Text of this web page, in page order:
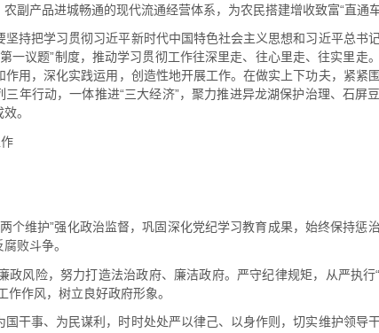
产品进城畅通的现代流通经营体系，为农民搭建增收致富“直通车
持把学习贯彻习近平新时代中国特色社会主义思想和习近平总书
一议题”制度，推动学习贯彻工作往深里走、往心里走、往实里走
用，深化实践运用，创造性地开展工作。在做实上下功夫，紧紧
年行动，一体推进“三大经济”，聚力推进异龙湖保护治理、石屏
。
个维护”强化政治监督，巩固深化党纪学习教育成果，始终保持惩
败斗争。
风险，努力打造法治政府、廉洁政府。严守纪律规矩，从严执行
作风，树立良好政府形象。
干事、为民谋利，时时处处严以律己、以身作则，切实维护领导